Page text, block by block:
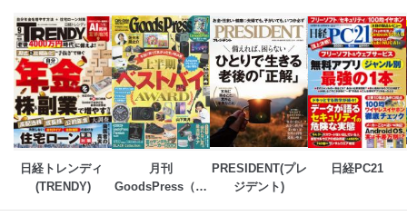
日経トレンディ
(TRENDY)
月刊
GoodsPress（グ
PRESIDENT(プレ
ジデント)
日経PC21